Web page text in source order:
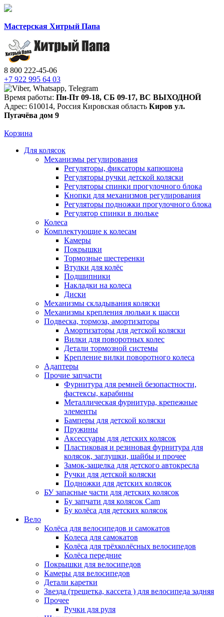
Мастерская Хитрый Папа
8 800 222-45-06
+7 922 995 64 03
Время работы: Пн-Пт 09-18, СБ 09-17, ВС ВЫХОДНОЙ
Адрес: 610014, Россия Кировская область Киров ул.
Пугачёва дом 9
Корзина
Для колясок
Механизмы регулирования
Регуляторы, фиксаторы капюшона
Регуляторы ручки детской коляски
Регуляторы спинки прогулочного блока
Кнопки для механизмов регулирования
Регуляторы подножки прогулочного блока
Регулятор спинки в люльке
Колеса
Комплектующие к колесам
Камеры
Покрышки
Тормозные шестеренки
Втулки для колёс
Подшипники
Накладки на колеса
Диски
Механизмы складывания коляски
Механизмы крепления люльки к шасси
Подвеска, тормоза, амортизаторы
Амортизаторы для детской коляски
Вилки для поворотных колес
Детали тормозной системы
Крепление вилки поворотного колеса
Адаптеры
Прочие запчасти
Фурнитура для ремней безопастности,
фастексы, карабины
Металлическая фурнитура, крепежные
элементы
Бамперы для детской коляски
Пружины
Аксессуары для детских колясок
Пластиковая и резиновая фурнитура для
колясок, заглушки, шайбы и прочее
Замок-защелка для детского автокресла
Ручки для детской коляски
Подножки для детских колясок
БУ запасные части для детских колясок
Бу запчати для колясок Cam
Бу колёса для детских колясок
Вело
Колёса для велосипедов и самокатов
Колеса для самокатов
Колёса для трёхколёсных велосипедов
Колёса передние
Покрышки для велосипедов
Камеры для велосипедов
Детали каретки
Звезда (трещетка, кассета ) для велосипеда задняя
Прочее
Ручки для руля